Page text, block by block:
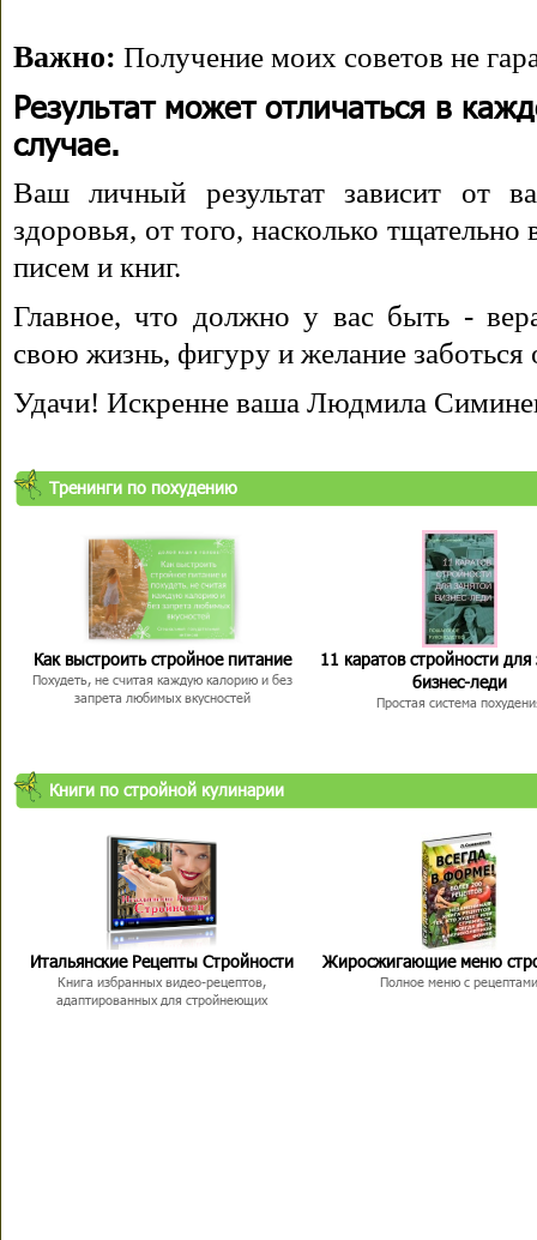
Важно: Получение моих советов не
Результат может отличаться в
случае.
Ваш личный результат зависит от
здоровья, от того, насколько
писем и книг.
Главное, что должно у вас быть -
свою жизнь, фигуру и желание заботься
Удачи! Искренне ваша Людмила
Тренинги по похудению
Как выстроить стройное питание
Похудеть, не считая каждую калорию и без
запрета любимых вкусностей
11 каратов стройности для
бизнес-леди
Простая система
Книги по стройной кулинарии
Итальянские Рецепты Стройности
Книга избранных видео-рецептов,
адаптированных для стройнеющих
Жиросжигающие меню
Полное меню с рецептами